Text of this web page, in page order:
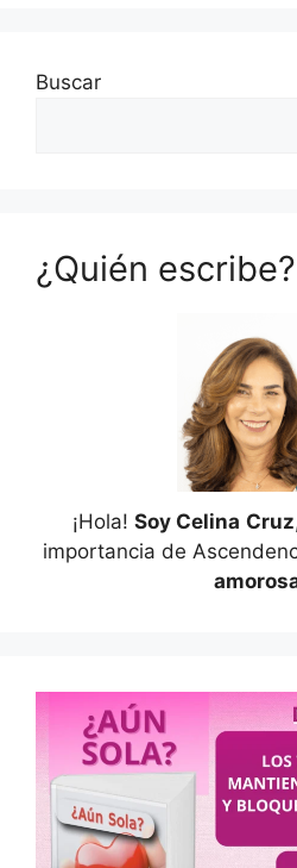
Buscar
¿Quién escribe?
¡Hola! Soy Celina Cruz
importancia de